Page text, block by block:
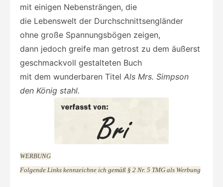
mit einigen Nebensträngen, die
die Lebenswelt der Durchschnittsengländer
ohne große Spannungsbögen zeigen,
dann jedoch greife man getrost zu dem äußerst
geschmackvoll gestalteten Buch
mit dem wunderbaren Titel Als Mrs. Simpson
den König stahl.
WERBUNG
Folgende Links kennzeichne ich gemäß § 2 Nr. 5 TMG als Werbung